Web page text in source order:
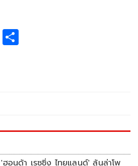
Li
อนด้า เรซซิ่ง ไทยแลนด์' ลุ้นล่าโพ